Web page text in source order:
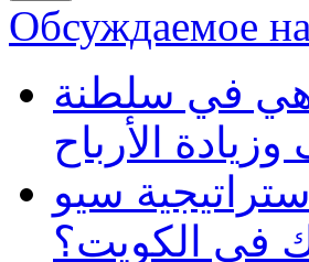
Обсуждаемое
في سلطنة
الأرباح
سيو
في الكويت؟